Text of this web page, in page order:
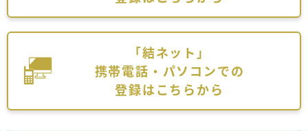
「結ネット」
携帯電話・パソコンでの
登録はこちらから